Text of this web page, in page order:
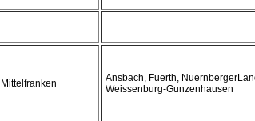
Mittelfranken
Ansbach, Fuerth,
Weissenburg-Gunzenhausen